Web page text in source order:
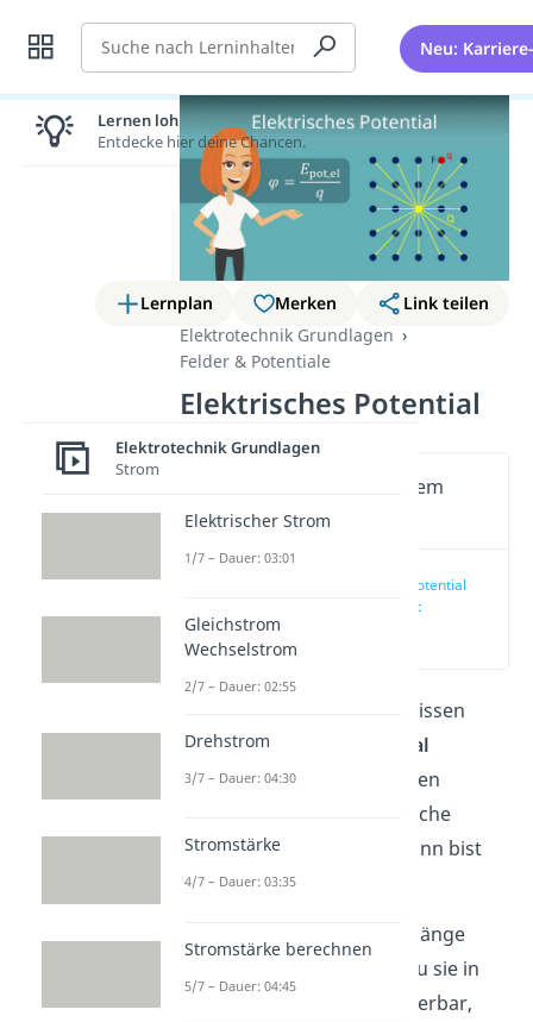
Suche Neu:
Lernplan Merken
Link teilen
Elektrotechnik Grundlagen
Felder & Potentiale
Elektrisches Potential
Wichtige Inhalte in diesem
Video
Elektrisches Potential
einfach erklärt
Wenn du entweder dein Wissen
überelektrisches Potential
erweitern oder erst erfahren
möchtest, was das elektrische
Potential überhaupt ist, dann bist
du hier genau richtig.
Du kannst dir Zusammenhänge
einfacher merken, wenn du sie in
einem Video siehst? Wunderbar,
Lernen lohnt sich!
Entdecke hier deine Chancen.
Elektrotechnik Grundlagen
Strom
Elektrischer Strom
1/7 – Dauer: 03:01
Gleichstrom
Wechselstrom
2/7 – Dauer: 02:55
Drehstrom
3/7 – Dauer: 04:30
Stromstärke
4/7 – Dauer: 03:35
Stromstärke berechnen
5/7 – Dauer: 04:45